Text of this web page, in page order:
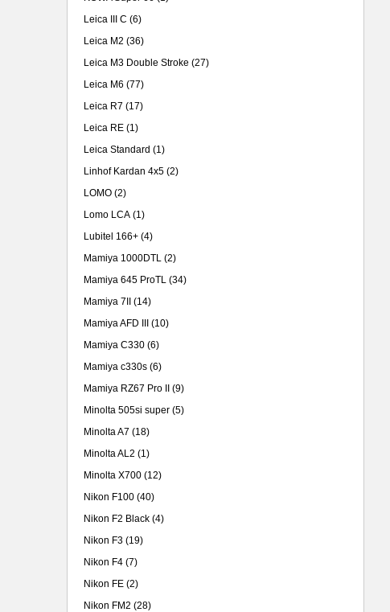
Leica III C (6)
Leica M2 (36)
Leica M3 Double Stroke (27)
Leica M6 (77)
Leica R7 (17)
Leica RE (1)
Leica Standard (1)
Linhof Kardan 4x5 (2)
LOMO (2)
Lomo LCA (1)
Lubitel 166+ (4)
Mamiya 1000DTL (2)
Mamiya 645 ProTL (34)
Mamiya 7II
(14)
Mamiya AFD III
(10)
Mamiya C330 (6)
Mamiya c330s (6)
Mamiya RZ67 Pro II
(9)
Minolta 505si super (5)
Minolta A7 (18)
Minolta AL2 (1)
Minolta X700 (12)
Nikon F100 (40)
Nikon F2 Black (4)
Nikon F3 (19)
Nikon F4 (7)
Nikon FE (2)
Nikon FM2 (28)